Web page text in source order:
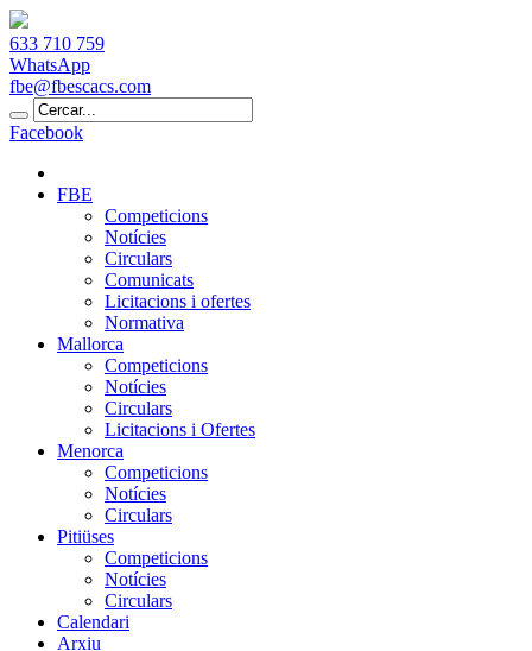
633 710 759
WhatsApp
fbe@fbescacs.com
Facebook
FBE
Competicions
Notícies
Circulars
Comunicats
Licitacions i ofertes
Normativa
Mallorca
Competicions
Notícies
Circulars
Licitacions i Ofertes
Menorca
Competicions
Notícies
Circulars
Pitiüses
Competicions
Notícies
Circulars
Calendari
Arxiu